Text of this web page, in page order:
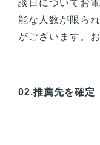
談日についてお
能な人数が限ら
がございます。
02.推薦先を確定